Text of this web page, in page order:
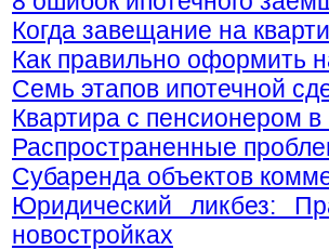
Когда завещание на
Как правильно оформить
Семь этапов ипотечной
Квартира с пенсионером в
Распространенные
Субаренда объектов
Юридический ликбез:
новостройках